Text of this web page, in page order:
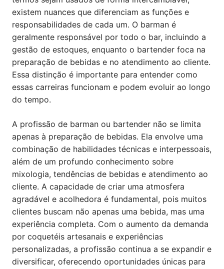
existem nuances que diferenciam as funções e
responsabilidades de cada um. O barman é
geralmente responsável por todo o bar, incluindo a
gestão de estoques, enquanto o bartender foca na
preparação de bebidas e no atendimento ao cliente.
Essa distinção é importante para entender como
essas carreiras funcionam e podem evoluir ao longo
do tempo.
A profissão de barman ou bartender não se limita
apenas à preparação de bebidas. Ela envolve uma
combinação de habilidades técnicas e interpessoais,
além de um profundo conhecimento sobre
mixologia, tendências de bebidas e atendimento ao
cliente. A capacidade de criar uma atmosfera
agradável e acolhedora é fundamental, pois muitos
clientes buscam não apenas uma bebida, mas uma
experiência completa. Com o aumento da demanda
por coquetéis artesanais e experiências
personalizadas, a profissão continua a se expandir e
diversificar, oferecendo oportunidades únicas para